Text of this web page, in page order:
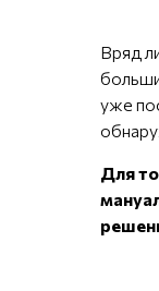
Вряд
уже
Для